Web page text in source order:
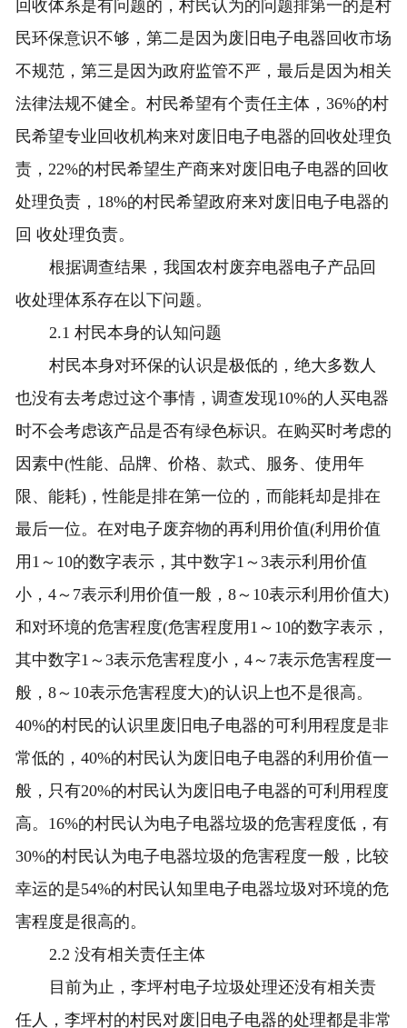
回收体系是有问题的，村民认为的问题排第一的是村
民环保意识不够，第二是因为废旧电子电器回收市场
不规范，第三是因为政府监管不严，最后是因为相关
法律法规不健全。村民希望有个责任主体，36%的村
民希望专业回收机构来对废旧电子电器的回收处理负
责，22%的村民希望生产商来对废旧电子电器的回收
处理负责，18%的村民希望政府来对废旧电子电器的
回 收处理负责。
根据调查结果，我国农村废弃电器电子产品回
收处理体系存在以下问题。
2.1 村民本身的认知问题
村民本身对环保的认识是极低的，绝大多数人
也没有去考虑过这个事情，调查发现10%的人买电器
时不会考虑该产品是否有绿色标识。在购买时考虑的
因素中(性能、品牌、价格、款式、服务、使用年
限、能耗)，性能是排在第一位的，而能耗却是排在
最后一位。在对电子废弃物的再利用价值(利用价值
用1～10的数字表示，其中数字1～3表示利用价值
小，4～7表示利用价值一般，8～10表示利用价值大)
和对环境的危害程度(危害程度用1～10的数字表示，
其中数字1～3表示危害程度小，4～7表示危害程度一
般，8～10表示危害程度大)的认识上也不是很高。
40%的村民的认识里废旧电子电器的可利用程度是非
常低的，40%的村民认为废旧电子电器的利用价值一
般，只有20%的村民认为废旧电子电器的可利用程度
高。16%的村民认为电子电器垃圾的危害程度低，有
30%的村民认为电子电器垃圾的危害程度一般，比较
幸运的是54%的村民认知里电子电器垃圾对环境的危
害程度是很高的。
2.2 没有相关责任主体
目前为止，李坪村电子垃圾处理还没有相关责
任人，李坪村的村民对废旧电子电器的处理都是非常